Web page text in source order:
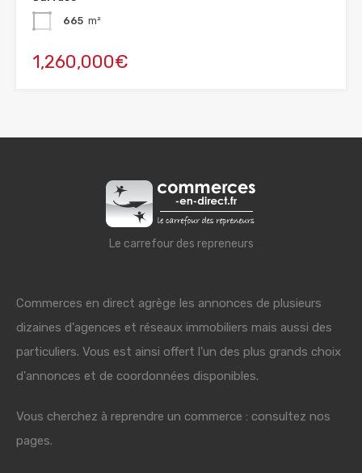
665 m²
1,260,000€
Le carrefour des repreneurs
Commerces en direct agrège les annonces de plusieurs
dizaines d'agences et réseaux immobiliers mais aussi des
particuliers. Vous est ainsi offert l'un des plus grands choix
d'annonces et de coordonnées disponibles.
Vous cherchez à reprendre un commerce : consultez nos
pages.